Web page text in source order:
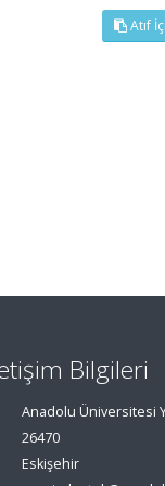
Atıf
Bilgileri
Anadolu Üniversitesi
26470
Eskişehir